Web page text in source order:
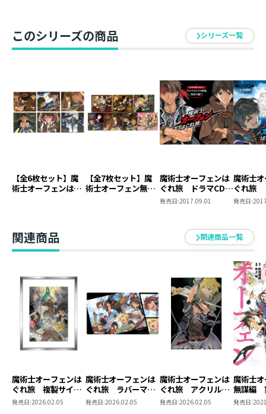
クレイリー・ベルム：最上嗣生
ケイロン・ジェス：武虎
ヒヨ・エグザクソン：佐藤美由紀
サイアン・マギー・フェイス：室元気
スティング・ライト：葵海人
ジェイコブス・マクトーン：山本兼平
ビィブ・ハガー：東内マリ子
レッタ・ハガー：小山さくら
猪爪育人
對馬芳哲
池田優希
田中進太朗
野上翔
福原綾香
内藤有海
清都ありさ
■STAFF
原作：秋田禎信
ジャケットイラスト：草河遊也
このシリーズの商品 シリーズ一覧
【全6枚セット】魔
術士オーフェンはぐ
【全7枚セット】魔
術士オーフェン無謀
魔術士オーフェンは
ぐれ旅 ドラマCD
vol.1「キエサルヒマ
発売日:2017.09.01
魔術士
ぐれ旅
vol.2「
発売日:
関連商品 関連商品一覧
魔術士オーフェンは
ぐれ旅 複製サイン
入り複製原画
発売日:2026.02.05
魔術士オーフェンは
ぐれ旅 ラバーマッ
ト
発売日:2026.02.05
魔術士オーフェンは
ぐれ旅 アクリルパ
ネル
発売日:2026.02.05
魔術士
無謀編
発売日: